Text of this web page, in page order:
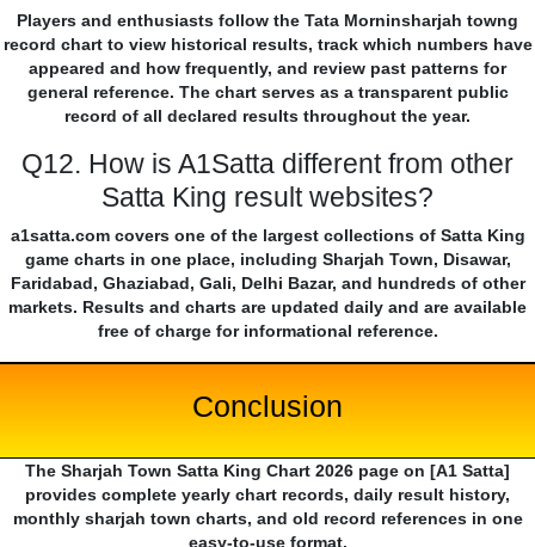
Players and enthusiasts follow the Tata Morninsharjah towng
record chart to view historical results, track which numbers have
appeared and how frequently, and review past patterns for
general reference. The chart serves as a transparent public
record of all declared results throughout the year.
Q12. How is A1Satta different from other
Satta King result websites?
a1satta.com covers one of the largest collections of Satta King
game charts in one place, including Sharjah Town, Disawar,
Faridabad, Ghaziabad, Gali, Delhi Bazar, and hundreds of other
markets. Results and charts are updated daily and are available
free of charge for informational reference.
Conclusion
The Sharjah Town Satta King Chart 2026 page on [A1 Satta]
provides complete yearly chart records, daily result history,
monthly sharjah town charts, and old record references in one
easy-to-use format.